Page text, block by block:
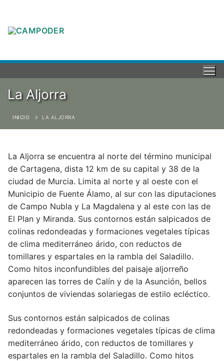
La Aljorra
INICIO LA ALJORRA
La Aljorra se encuentra al norte del término municipal
de Cartagena, dista 12 km de su capital y 38 de la
ciudad de Murcia. Limita al norte y al oeste con el
Municipio de Fuente Álamo, al sur con las diputaciones
de Campo Nubla y La Magdalena y al este con las de
El Plan y Miranda. Sus contornos están salpicados de
colinas redondeadas y formaciones vegetales típicas
de clima mediterráneo árido, con reductos de
tomillares y espartales en la rambla del Saladillo.
Como hitos inconfundibles del paisaje aljorreño
aparecen las torres de Calín y de la Asunción, bellos
conjuntos de viviendas solariegas de estilo ecléctico.
Sus contornos están salpicados de colinas
redondeadas y formaciones vegetales típicas de clima
mediterráneo árido, con reductos de tomillares y
espartales en la rambla del Saladillo. Como hitos